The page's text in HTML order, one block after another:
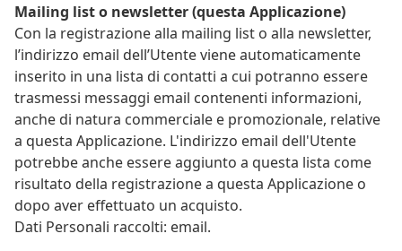
Mailing list o newsletter (questa Applicazione)
Con la registrazione alla mailing list o alla newsletter,
l’indirizzo email dell’Utente viene automaticamente
inserito in una lista di contatti a cui potranno essere
trasmessi messaggi email contenenti informazioni,
anche di natura commerciale e promozionale, relative
a questa Applicazione. L'indirizzo email dell'Utente
potrebbe anche essere aggiunto a questa lista come
risultato della registrazione a questa Applicazione o
dopo aver effettuato un acquisto.
Dati Personali raccolti: email.